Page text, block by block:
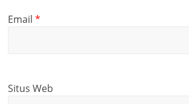
Email*
Situs Web